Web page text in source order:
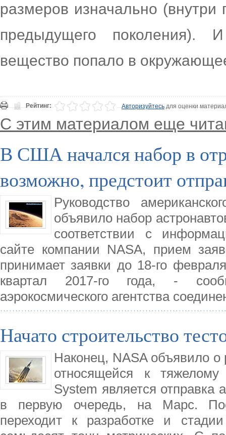
размеров изначально
предыдущего поколения).
вещество попало в
Рейтинг: Авторизуйтесьдля оценки
С этим материалом еще
В США начался набор в
возможно, предстоит
Руководство
объявило набор
соответствии с
сайте компании NASA, прием
принимает заявки до 18-го
квартал 2017-го года, -
аэрокосмического агентства
Начато строительство
Наконец, NASA объявило о
относящейся к
System является
в первую очередь, на Марс.
переходит к разработке и